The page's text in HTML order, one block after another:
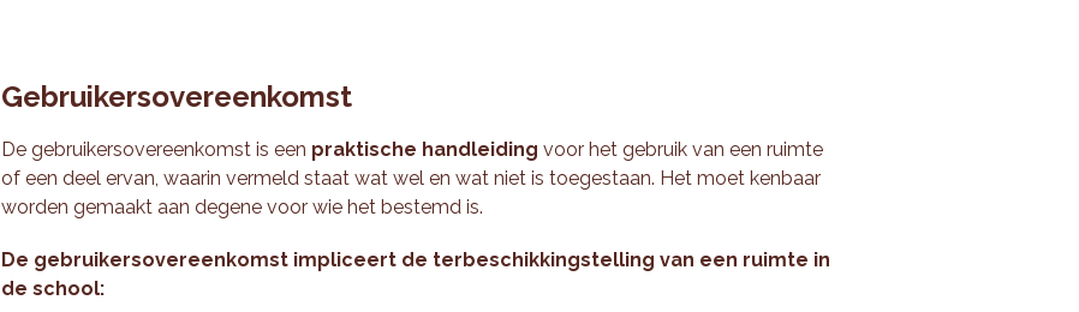
Gebruikersovereenkomst
De gebruikersovereenkomst is een praktische handleidingvoor het gebruik van een ruimte
of een deel ervan, waarin vermeld staat wat wel en wat niet is toegestaan. Het moet kenbaar
worden gemaakt aan degene voor wie het bestemd is.
De gebruikersovereenkomst impliceert de terbeschikkingstelling van een ruimte in
de school: